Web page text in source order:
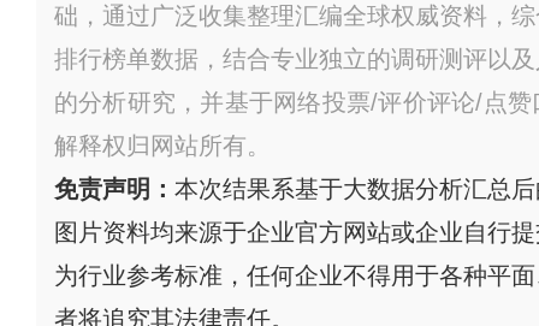
础，通过广泛收集整理汇编全球权威资料，
排行榜单数据，结合专业独立的调研测评以
的分析研究，并基于网络投票/评价评论/点
解释权归网站所有。
免责声明： 本次结果系基于大数据分析汇总
图片资料均来源于企业官方网站或企业自行
为行业参考标准，任何企业不得用于各种平
者将追究其法律责任。